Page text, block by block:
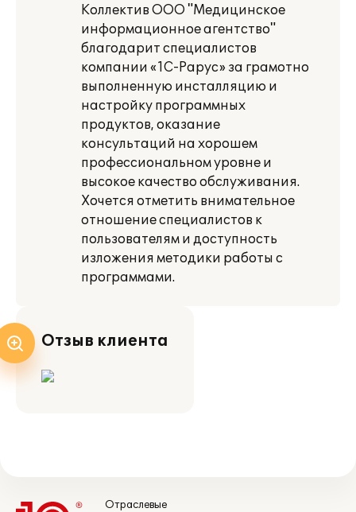
Коллектив ООО "Медицинское
информационное агентство"
благодарит специалистов
компании «1С-Рарус» за грамотно
выполненную инсталляцию и
настройку программных
продуктов, оказание
консультаций на хорошем
профессиональном уровне и
высокое качество обслуживания.
Хочется отметить внимательное
отношение специалистов к
пользователям и доступность
изложения методики работы с
программами.
Отзыв клиента
Отраслевые